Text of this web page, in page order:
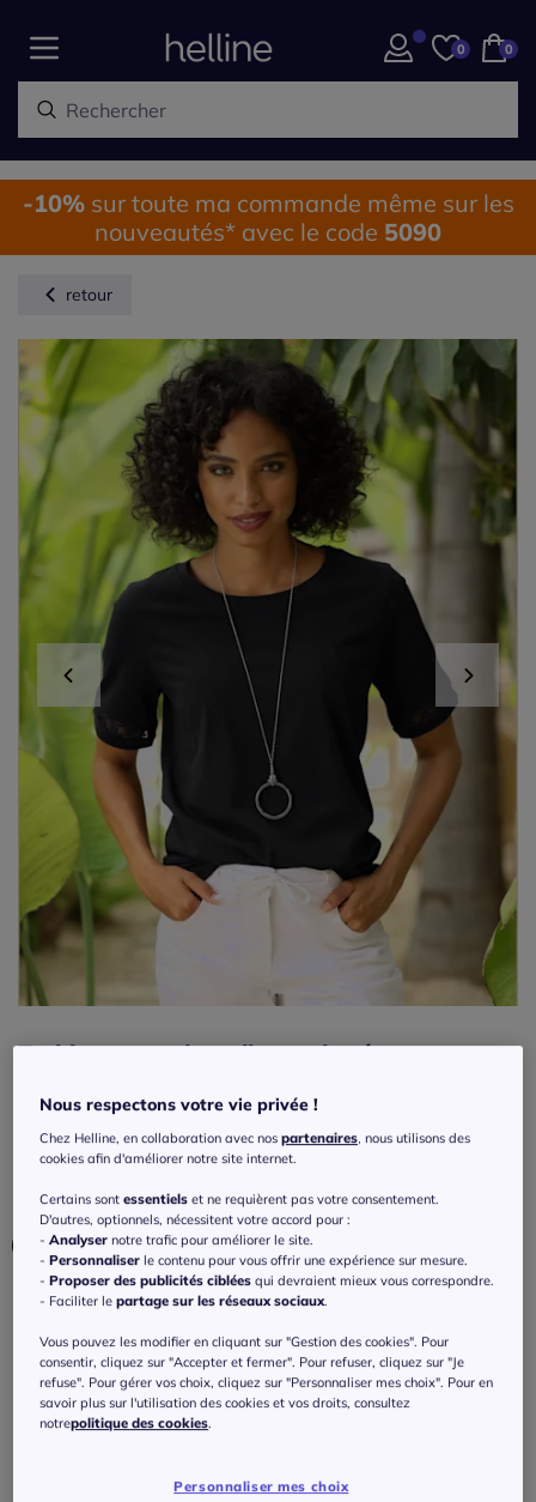
0 0
-10%sur toute ma commande même sur les
nouveautés* avec le code 5090
retour
T-shirts avec dentelle crochetée sur
Couleur :noir
Taille :
Veuillez sélectionner une taille
36 -En stock Guide des tailles
Nous respectons votre vie privée !
Chez Helline, en collaboration avec nospartenaires, nous utilisons des
cookies afin d'améliorer notre site internet.
Certains sontessentiels et ne requièrent pas votre consentement.
D'autres, optionnels, nécessitent votre accord pour :
-Analyser notre trafic pour améliorer le site.
-Personnaliser le contenu pour vous offrir une expérience sur mesure.
-Proposer des publicités ciblées qui devraient mieux vous correspondre.
- Faciliter lepartage sur les réseaux sociaux.
Vous pouvez les modifier en cliquant sur "Gestion des cookies". Pour
consentir, cliquez sur "Accepter et fermer". Pour refuser, cliquez sur "Je
refuse". Pour gérer vos choix, cliquez sur "Personnaliser mes choix". Pour en
savoir plus sur l'utilisation des cookies et vos droits, consultez
notrepolitique des cookies.
Personnaliser mes choix